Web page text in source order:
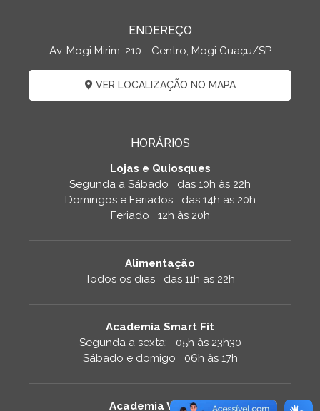
ENDEREÇO
Av. Mogi Mirim, 210 - Centro, Mogi Guaçu/SP
VER LOCALIZAÇÃO NO MAPA
HORÁRIOS
Lojas e Quiosques
Segunda a Sábado das 10h às 22h
Domingos e Feriados das 14h às 20h
Feriado 12h às 20h
Alimentação
Todos os dias das 11h às 22h
Academia Smart Fit
Segunda a sexta: 05h às 23h30
Sábado e domigo 06h às 17h
Academia Velocity